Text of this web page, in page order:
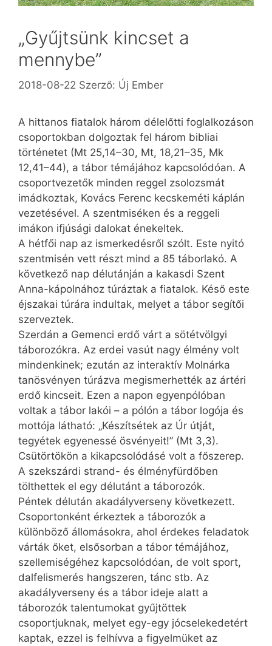
„Gyűjtsünk kincset a
mennybe”
2018-08-22 Szerző: Új Ember
A hittanos fiatalok három délelőtti foglalkozáson
csoportokban dolgoztak fel három bibliai
történetet (Mt 25,14–30, Mt, 18,21–35, Mk
12,41–44), a tábor témájához kapcsolódóan. A
csoportvezetők minden reggel zsolozsmát
imádkoztak, Kovács Ferenc kecskeméti káplán
vezetésével. A szentmiséken és a reggeli
imákon ifjúsági dalokat énekeltek.
A hétfői nap az ismerkedésről szólt. Este nyitó
szentmisén vett részt mind a 85 táborlakó. A
következő nap délutánján a kakasdi Szent
Anna-kápolnához túráztak a fiatalok. Késő este
éjszakai túrára indultak, melyet a tábor segítői
szerveztek.
Szerdán a Gemenci erdő várt a sötétvölgyi
táborozókra. Az erdei vasút nagy élmény volt
mindenkinek; ezután az interaktív Molnárka
tanösvényen túrázva megismerhették az ártéri
erdő kincseit. Ezen a napon egyenpólóban
voltak a tábor lakói – a pólón a tábor logója és
mottója látható: „Készítsétek az Úr útját,
tegyétek egyenessé ösvényeit!” (Mt 3,3).
Csütörtökön a kikapcsolódásé volt a főszerep.
A szekszárdi strand- és élményfürdőben
tölthettek el egy délutánt a táborozók.
Péntek délután akadályverseny következett.
Csoportonként érkeztek a táborozók a
különböző állomásokra, ahol érdekes feladatok
várták őket, elsősorban a tábor témájához,
szellemiségéhez kapcsolódóan, de volt sport,
dalfelismerés hangszeren, tánc stb. Az
akadályverseny és a tábor ideje alatt a
táborozók talentumokat gyűjtöttek
csoportjuknak, melyet egy-egy jócselekedetért
kaptak, ezzel is felhívva a figyelmüket az